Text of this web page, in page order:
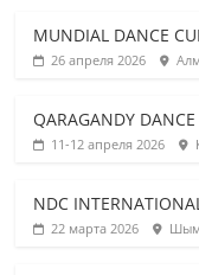
MUNDIAL DANCE
26 апреля 2026
QARAGANDY
11-12 апреля 2026
NDC
22 марта 2026